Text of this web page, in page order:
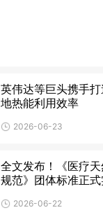
英伟达等巨头携手
地热能利用效率
2026-06-23
全文发布！《医疗
规范》团体标准正
2026-06-22